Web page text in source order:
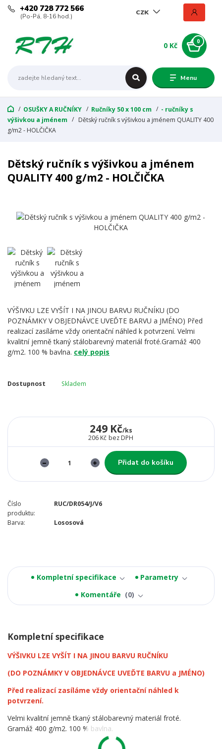
Menu
CZK
+420 728 772 566
(Po-Pá, 8-16 hod.)
0
0 Kč
OSUŠKY A RUČNÍKY Ručníky 50 x 100 cm
- ručníky s
výšivkou a jménem
Dětský ručník s výšivkou a jménem QUALITY 400
g/m2 - HOLČIČKA
Dětský ručník s výšivkou a jménem
QUALITY 400 g/m2 - HOLČIČKA
VÝŠIVKU LZE VYŠÍT I NA JINOU BARVU RUČNÍKU (DO
POZNÁMKY V OBJEDNÁVCE UVEĎTE BARVU a JMÉNO) Před
realizací zasíláme vždy orientační náhled k potvrzení. Velmi
kvalitní jemně tkaný stálobarevný materiál froté.Gramáž 400
g/m2. 100 % bavlna. celý popis
Dostupnost Skladem
249 Kč/ks
206 Kč bez DPH
Přidat do košíku
Číslo
produktu:
RUC/DR054/J/V6
Barva: Lososová
Kompletní specifikace
Parametry
Komentáře
0
Kompletní specifikace
VÝŠIVKU LZE VYŠÍT I NA JINOU BARVU RUČNÍKU
(DO POZNÁMKY V OBJEDNÁVCE UVEĎTE BARVU a JMÉNO)
Před realizací zasíláme vždy orientační náhled k
potvrzení.
Velmi kvalitní jemně tkaný stálobarevný materiál froté.
Gramáž 400 g/m2. 100 % bavlna.